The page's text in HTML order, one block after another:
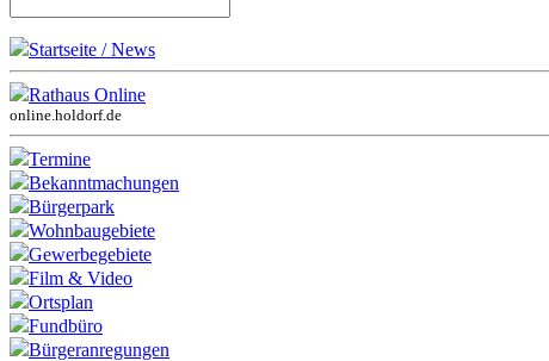
Startseite / News
Rathaus Online
online.holdorf.de
Termine
Bekanntmachungen
Bürgerpark
Wohnbaugebiete
Gewerbegebiete
Film & Video
Ortsplan
Fundbüro
Bürgeranregungen